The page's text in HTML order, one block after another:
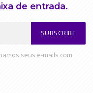
de entrada.
SUBSCRIBE
seus e-mails com